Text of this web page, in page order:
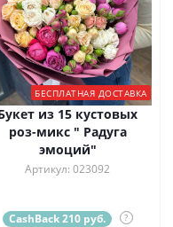
БЕСПЛАТНАЯ ДОСТАВКА
из 15 кустовых
роз-микс " Радуга
эмоций"
Артикул: 023092
CashBack 210 руб. ?